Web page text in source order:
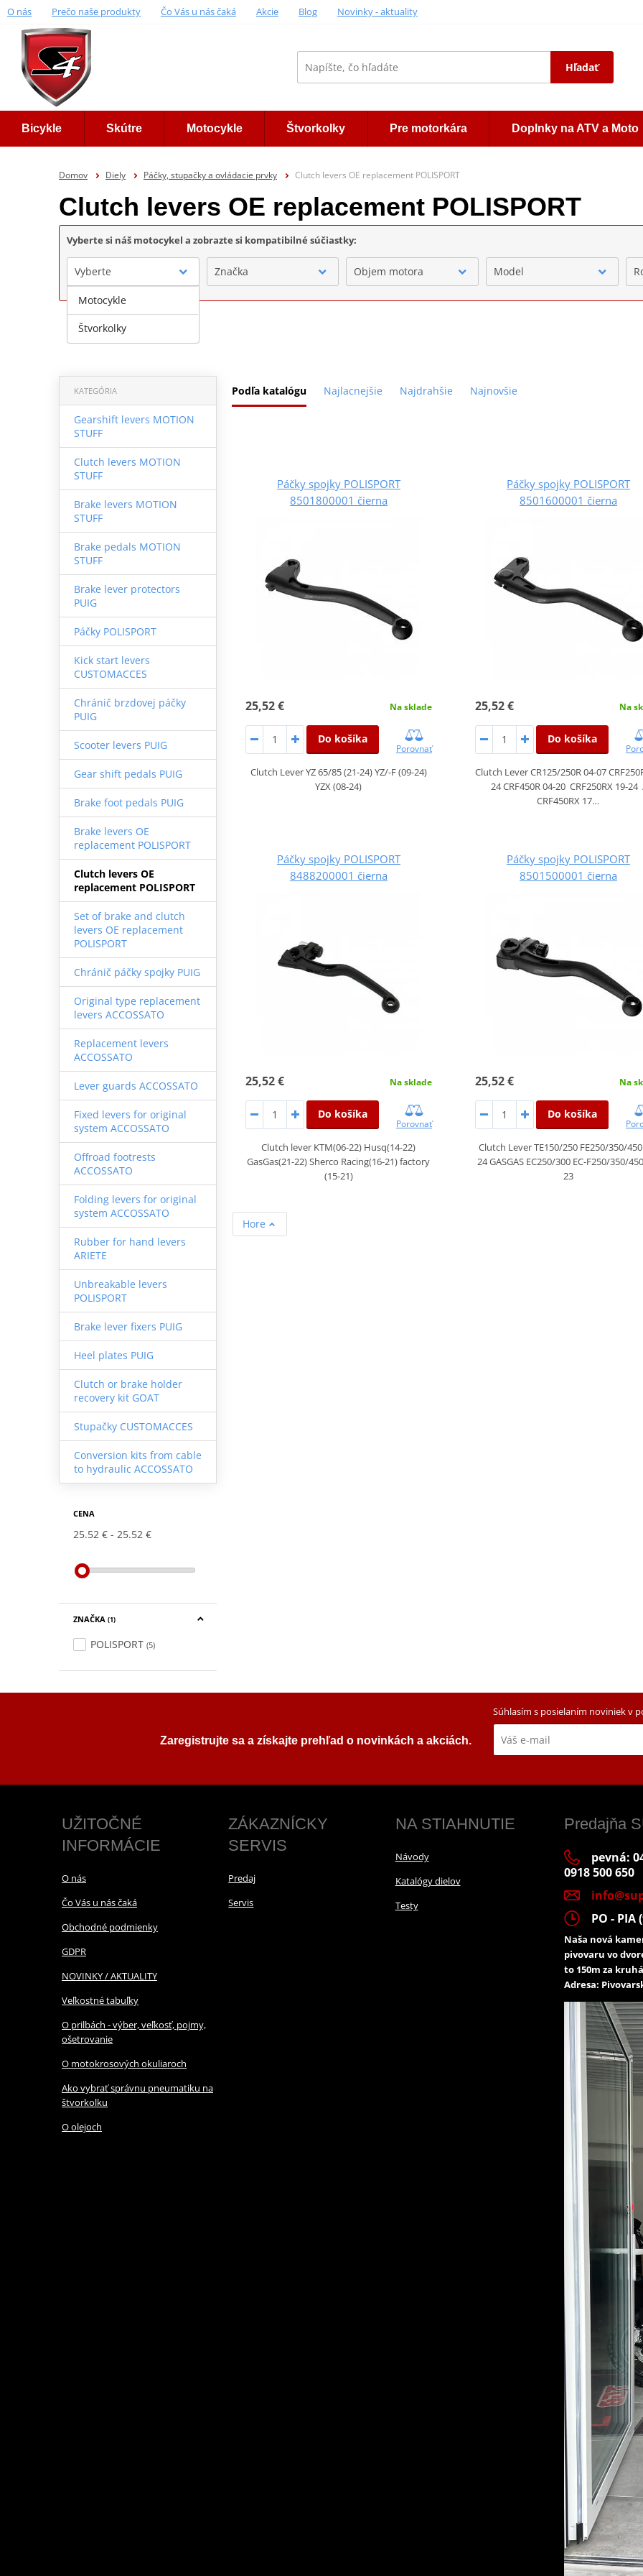
O nás Prečo naše produkty Čo Vás u nás čaká Akcie Blog Novinky - aktuality
Hľadať
Bicykle Skútre Motocykle Štvorkolky Pre motorkára Doplnky na ATV a Moto
Domov Diely Páčky, stupačky a ovládacie prvky Clutch levers OE replacement POLISPORT
Clutch levers OE replacement POLISPORT
Vyberte si náš motocykel a zobrazte si kompatibilné súčiastky:
Vyberte Značka Objem motora Model
Podľa katalógu Najlacnejšie Najdrahšie Najnovšie
KATEGÓRIA
Gearshift levers MOTION
STUFF
Clutch levers MOTION
STUFF
Brake levers MOTION
STUFF
Brake pedals MOTION
STUFF
Brake lever protectors
PUIG
Páčky POLISPORT
Kick start levers
CUSTOMACCES
Chránič brzdovej páčky
PUIG
Scooter levers PUIG
Gear shift pedals PUIG
Brake foot pedals PUIG
Brake levers OE
replacement POLISPORT
Clutch levers OE
replacement POLISPORT
Set of brake and clutch
levers OE replacement
POLISPORT
Chránič páčky spojky PUIG
Original type replacement
levers ACCOSSATO
Replacement levers
ACCOSSATO
Lever guards ACCOSSATO
Fixed levers for original
system ACCOSSATO
Offroad footrests
ACCOSSATO
Folding levers for original
system ACCOSSATO
Rubber for hand levers
ARIETE
Unbreakable levers
POLISPORT
Brake lever fixers PUIG
Heel plates PUIG
Clutch or brake holder
recovery kit GOAT
Stupačky CUSTOMACCES
Conversion kits from cable
to hydraulic ACCOSSATO
CENA
25.52 € 25.52 €
ZNAČKA (1)
POLISPORT (5)
Páčky spojky POLISPORT
8501800001 čierna
25,52 € Na sklade
Do košíka
Porovnať
Clutch Lever YZ 65/85 (21-24) YZ/-F (09-24)
YZX (08-24)
Páčky spojky POLISPORT
8501600001 čierna
25,52 € Na
Do košíka
Clutch Lever CR125/250R 04-07
24 CRF450R 04-20 CRF250RX 19-24
CRF450RX 17…
Páčky spojky POLISPORT
8488200001 čierna
25,52 € Na sklade
Do košíka
Porovnať
Clutch lever KTM(06-22) Husq(14-22)
GasGas(21-22) Sherco Racing(16-21) factory
(15-21)
Páčky spojky POLISPORT
8501500001 čierna
25,52 € Na
Do košíka
Clutch Lever TE150/250 FE250/350/
24 GASGAS EC250/300 EC-F250/350/
23
Hore
Zaregistrujte sa a získajte prehľad o novinkách a akciách.
Súhlasím s posielaním noviniek v
UŽITOČNÉ
INFORMÁCIE
O nás
Čo Vás u nás čaká
Obchodné podmienky
GDPR
NOVINKY / AKTUALITY
Veľkostné tabuľky
O prilbách - výber, veľkosť, pojmy,
ošetrovanie
O motokrosových okuliaroch
Ako vybrať správnu pneumatiku na
štvorkolku
O olejoch
ZÁKAZNÍCKY
SERVIS
Predaj
Servis
NA STIAHNUTIE
Návody
Katalógy dielov
Testy
Predajňa
pevná:
0918 500 650
PO - PIA
Naša nová
pivovaru vo
to 150m za
Adresa:
Motocykle
Štvorkolky